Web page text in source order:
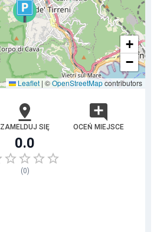
+
−
Leaflet | ©OpenStreetMapcontributors
ZAMELDUJ SIĘ OCEŃ MIEJSCE
0.0
(0)